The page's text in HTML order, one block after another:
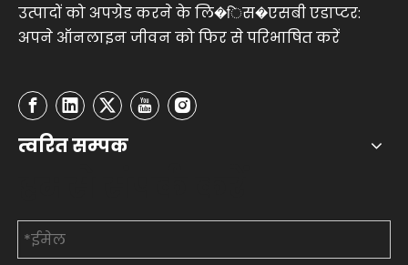
उत्पादों को अपग्रेड करने के लि�िस�एसबी एडाप्टर:
अपने ऑनलाइन जीवन को फिर से परिभाषित करें
त्वरित सम्पक